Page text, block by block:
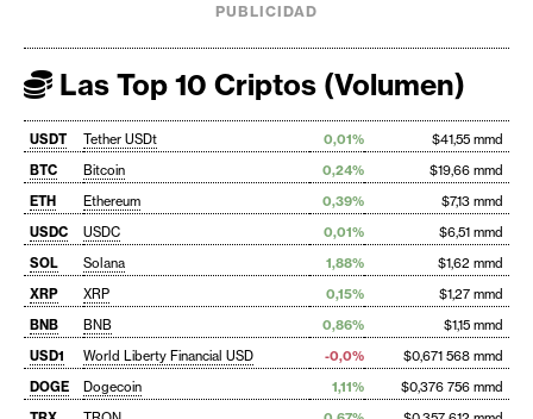
PUBLICIDAD
Las Top 10 Criptos (Volumen)
USDT Tether USDt 0,01%
$41,55 mmd
BTC
Bitcoin 0,24%
$19,66 mmd
ETH
Ethereum 0,39%
$7,13 mmd
USDC
USDC 0,01%
$6,51 mmd
SOL
Solana 1,88%
$1,62 mmd
XRP
XRP 0,15%
$1,27 mmd
BNB
BNB 0,86%
$1,15 mmd
USD1
World Liberty Financial USD -0,0%
$0,671 568 mmd
DOGE
Dogecoin 1,11%
$0,376 756 mmd